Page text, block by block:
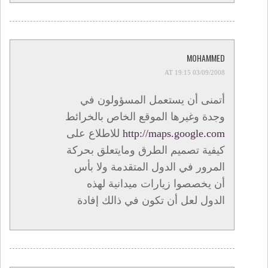
MOHAMMED
03/09/2008 AT 19:15
أتمنى أن يستعمل المسؤولون في
وجدة وغيرها الموقع الخاص بالخرائط
http://maps.google.com للاطلاع على
كيفية تصميم الطرق ومايتعلق بحركة
المرور في الدول المتقدمة ولا بأس
أن يخصصوا زيارات ميدانية لهذه
الدول لعل أن تكون في ذالك إفادة